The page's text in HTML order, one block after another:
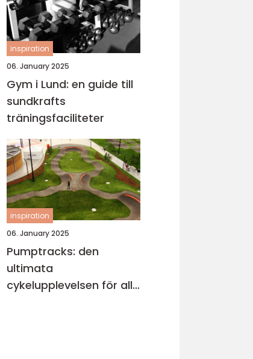
inspiration
06. January 2025
Gym i Lund: en guide till
sundkrafts
träningsfaciliteter
inspiration
06. January 2025
Pumptracks: den
ultimata
cykelupplevelsen för alla